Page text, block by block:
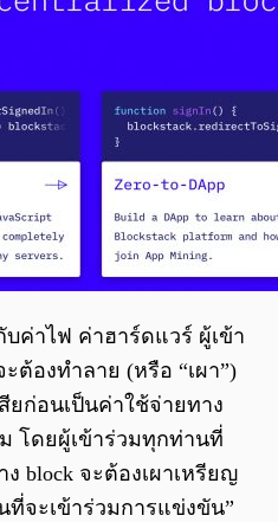
ค่าไฟ ค่าฮาร์ดแวร์ ผู้เข้า
ต้องทำลาย (หรือ “เผา”)
ยก่อนเป็นค่าใช้จ่ายทาง
โดยผู้เข้าร่วมทุกท่านที่
block จะต้องเผาเหรียญ
ที่จะเข้าร่วมการแข่งขัน”